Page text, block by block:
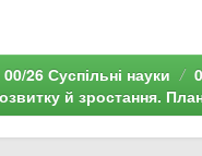
00/26 Суспільні науки
й зростання.